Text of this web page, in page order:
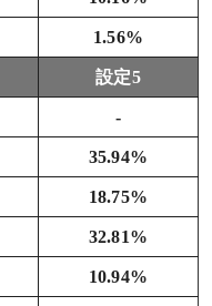
1.56%
設定5
-
35.94%
18.75%
32.81%
10.94%